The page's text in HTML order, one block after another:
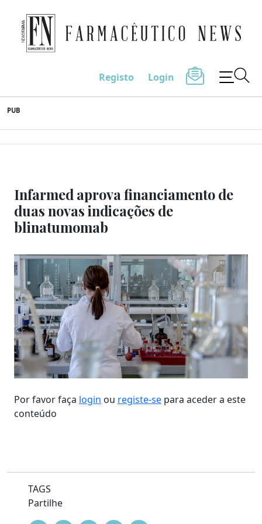
to
content
Farmacêutico News
Registo Login
PUB
Infarmed aprova financiamento de
duas novas indicações de
blinatumomab
Por favor faça login ou registe-se para aceder a este
conteúdo
TAGS
Partilhe